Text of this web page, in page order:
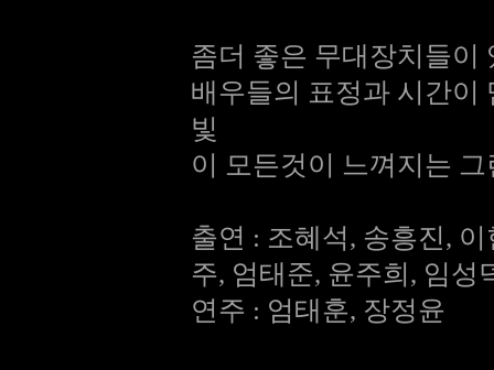
좀더 좋은 무대장치들이
배우들의 표정과 시간이
빛
이 모든것이 느껴지는
출연 : 조혜석, 송흥진,
주, 엄태준, 윤주희, 임성
연주 : 엄태훈, 장정윤